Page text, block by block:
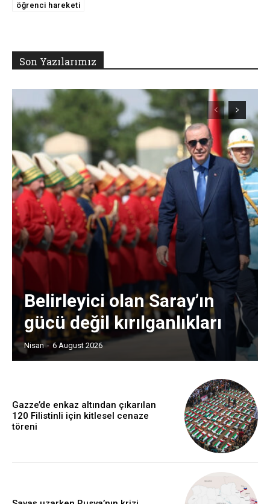
öğrenci hareketi
Son Yazılarımız
Belirleyici olan Saray’ın
gücü değil kırılganlıkları
Nisan - 6 August 2026
Gazze’de enkaz altından çıkarılan
120 Filistinli için kitlesel cenaze
töreni